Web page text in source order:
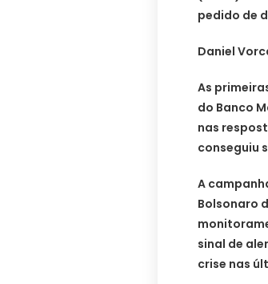
pedido de
Daniel
As
do Banco
nas
conseguiu
A
Bolsonaro
sinal de
crise nas